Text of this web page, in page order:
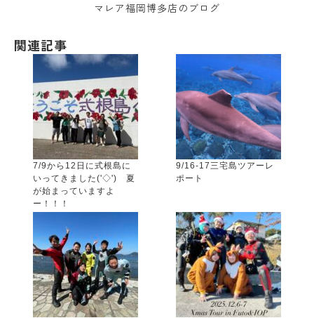
マレア福岡博多店のブログ
関連記事
7/9から12日に式根島に
いってきました('◇')ゞ夏
が始まっていますよ
ー！！！
9/16-17三宅島ツアーレ
ポート